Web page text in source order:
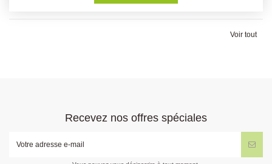
Voir tout
Recevez nos offres spéciales